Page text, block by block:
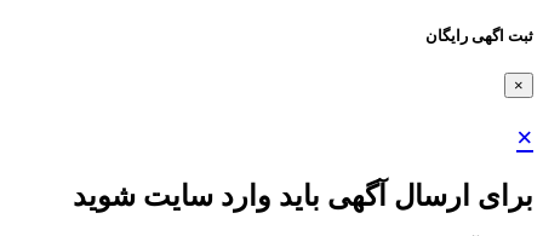
ثبت اگهی رایگان
×
×
برای ارسال آگهی باید وارد سایت شوید